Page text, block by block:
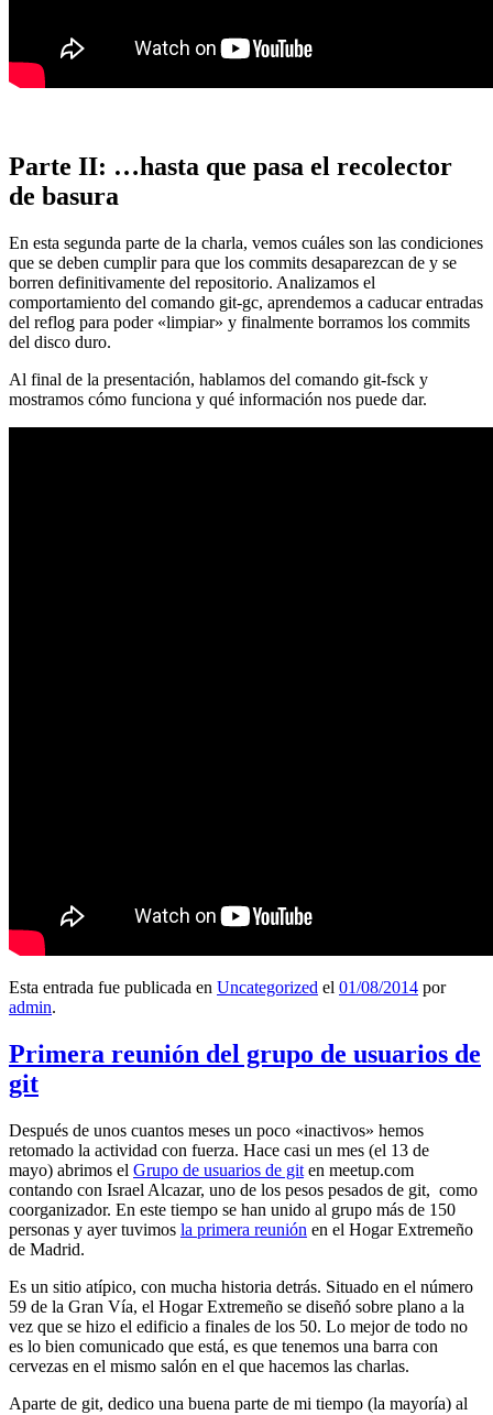
Parte II: …hasta que pasa el recolector
de basura
En esta segunda parte de la charla, vemos cuáles son las condiciones
que se deben cumplir para que los commits desaparezcan de y se
borren definitivamente del repositorio. Analizamos el
comportamiento del comando git-gc, aprendemos a caducar entradas
del reflog para poder «limpiar» y finalmente borramos los commits
del disco duro.
Al final de la presentación, hablamos del comando git-fsck y
mostramos cómo funciona y qué información nos puede dar.
Esta entrada fue publicada en Uncategorized el 01/08/2014 por
admin.
Primera reunión del grupo de usuarios de
git
Después de unos cuantos meses un poco «inactivos» hemos
retomado la actividad con fuerza. Hace casi un mes (el 13 de
mayo) abrimos el Grupo de usuarios de git en meetup.com
contando con Israel Alcazar, uno de los pesos pesados de git, como
coorganizador. En este tiempo se han unido al grupo más de 150
personas y ayer tuvimos la primera reunión en el Hogar Extremeño
de Madrid.
Es un sitio atípico, con mucha historia detrás. Situado en el número
59 de la Gran Vía, el Hogar Extremeño se diseñó sobre plano a la
vez que se hizo el edificio a finales de los 50. Lo mejor de todo no
es lo bien comunicado que está, es que tenemos una barra con
cervezas en el mismo salón en el que hacemos las charlas.
Aparte de git, dedico una buena parte de mi tiempo (la mayoría) al